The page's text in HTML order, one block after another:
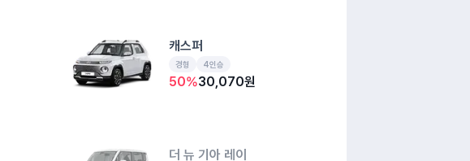
캐스퍼
경형 4인승
50%30,070원
더 뉴 기아 레이